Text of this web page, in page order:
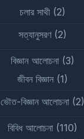
চলার সাথী(2)
সত্যানুসরণ(2)
বিজ্ঞান আলোচনা(3)
জীবন বিজ্ঞান(1)
ভৌত-বিজ্ঞান আলোচনা(2)
বিবিধ আলোচনা(110)